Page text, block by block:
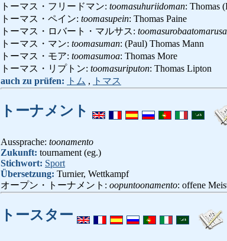
トーマス・フリードマン: toomasuhuriidoman: Thomas
トーマス・ペイン: toomasupein: Thomas Paine
トーマス・ロバート・マルサス:
トーマス・マン: toomasuman: (Paul) Thomas Mann
トーマス・モア: toomasumoa: Thomas More
トーマス・リプトン: toomasuriputon: Thomas Lipton
auch zu prüfen:
トム , トマス
トーナメント
Aussprache: toonamento
Zukunft: tournament (eg.)
Stichwort: Sport
Übersetzung: Turnier, Wettkampf
オープン・トーナメント: oopuntoonamento: offene
トースター